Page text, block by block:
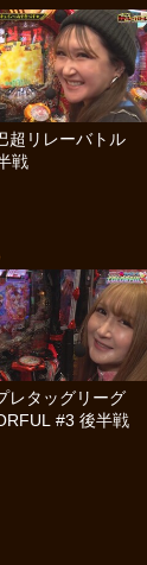
超リレーバトル
戦
レタッグリーグ
#3 後半戦